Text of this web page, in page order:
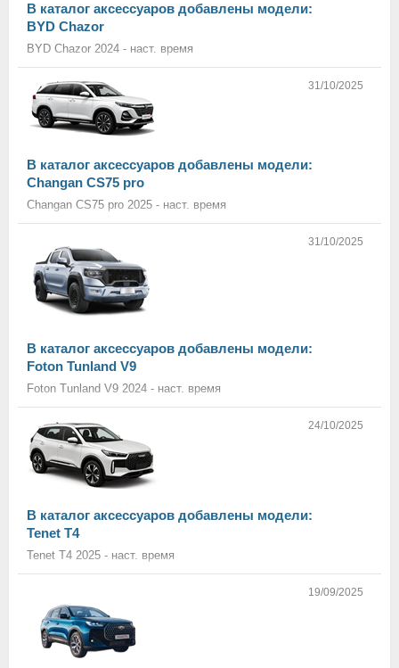
В каталог аксессуаров добавлены модели:
BYD Chazor
BYD Chazor 2024 - наст. время
31/10/2025
В каталог аксессуаров добавлены модели:
Changan CS75 pro
Changan CS75 pro 2025 - наст. время
31/10/2025
В каталог аксессуаров добавлены модели:
Foton Tunland V9
Foton Tunland V9 2024 - наст. время
24/10/2025
В каталог аксессуаров добавлены модели:
Tenet T4
Tenet T4 2025 - наст. время
19/09/2025